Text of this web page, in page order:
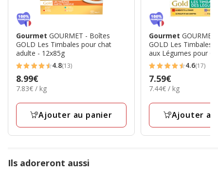
Gourmet GOURMET - Boîtes
GOLD Les Timbales pour chat
adulte - 12x85g
4.8
étoiles
avec
13
4.8(13)
Prix
8.99€
8.99€
7.83€
Kg
7.83€ / kg
Ajouter au panier
Gourmet
GOLD Les Timbales
aux Légumes pour
4.6
étoiles
avec
17
4.6(17)
Prix
7.59€
7.59€
7.44€
Kg
7.44€ / kg
Ajouter
Ils adoreront aussi